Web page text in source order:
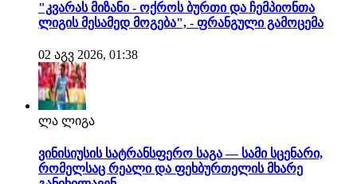
"კვარას მიზანი - ოქროს ბურთი და ჩემპიონთა
ლიგის მესამედ მოგება", - ფრანგული გამოცემა
02 აგვ 2026, 01:38
ლა ლიგა
ვინისიუსის სატრანსფერო საგა — სამი სცენარი,
რომელსაც რეალი და ფეხბურთელის მხარე